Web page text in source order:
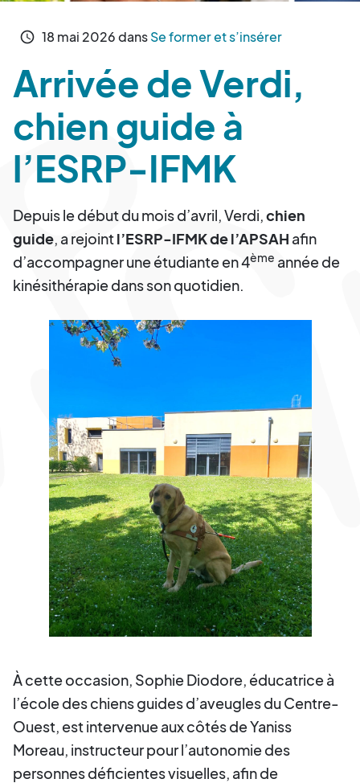
schedule 18 mai 2026dansSe former et s’insérer
Arrivée de Verdi,
chien guide à
l’ESRP-IFMK
Depuis le début du mois d’avril, Verdi,chien
guide, a rejointl’ESRP-IFMK de l’APSAH afin
d’accompagner une étudiante en 4ème année de
kinésithérapie dans son quotidien.
À cette occasion, Sophie Diodore, éducatrice à
l’école des chiens guides d’aveugles du Centre-
Ouest, est intervenue aux côtés de Yaniss
Moreau, instructeur pour l’autonomie des
personnes déficientes visuelles, afin de